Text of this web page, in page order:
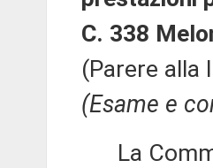
C. 338
(Parere alla
(Esame e
La